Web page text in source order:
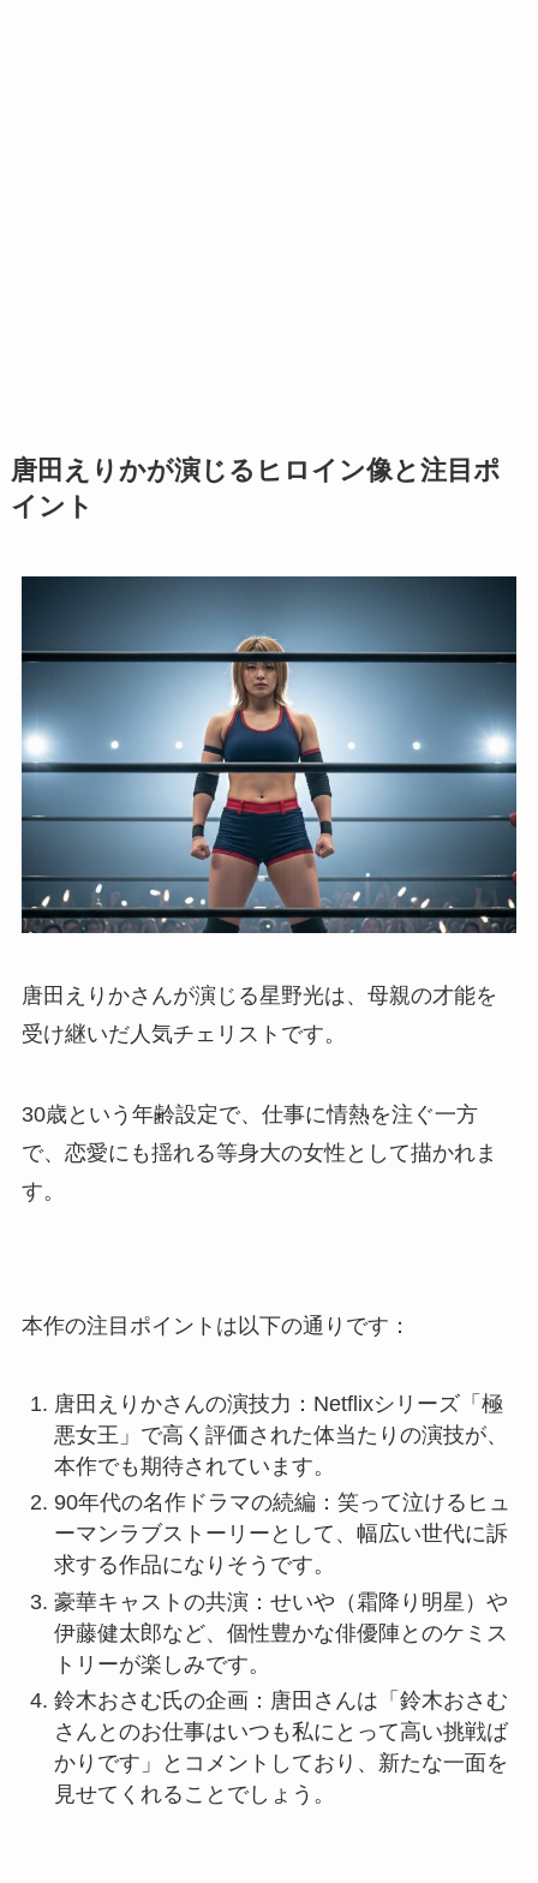
唐田えりかが演じるヒロイン像と注目ポ
イント
唐田えりかさんが演じる星野光は、母親の才能を
受け継いだ人気チェリストです。
30歳という年齢設定で、仕事に情熱を注ぐ一方
で、恋愛にも揺れる等身大の女性として描かれま
す。
本作の注目ポイントは以下の通りです：
唐田えりかさんの演技力：Netflixシリーズ「極
悪女王」で高く評価された体当たりの演技が、
本作でも期待されています。
90年代の名作ドラマの続編：笑って泣けるヒュ
ーマンラブストーリーとして、幅広い世代に訴
求する作品になりそうです。
豪華キャストの共演：せいや（霜降り明星）や
伊藤健太郎など、個性豊かな俳優陣とのケミス
トリーが楽しみです。
鈴木おさむ氏の企画：唐田さんは「鈴木おさむ
さんとのお仕事はいつも私にとって高い挑戦ば
かりです」とコメントしており、新たな一面を
見せてくれることでしょう。